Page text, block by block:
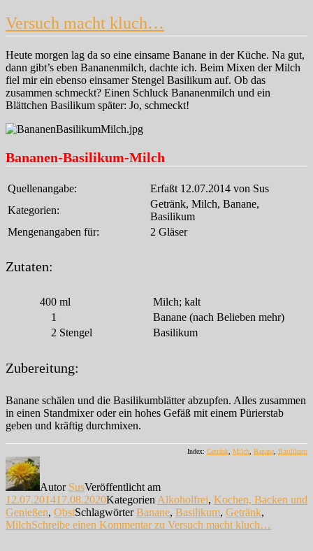
Versuch macht kluch…
Heute morgen lag da so eine einsame Banane in der Küche. Na gut,
dann gibt’s eben Bananenmilch, dachte ich. Beim Mixen der Milch
fiel mir ein ebenso einsamer Stengel Basilikum auf. Ob das
zusammen schmeckt? Einen Schluck Bananenmilch und ein
Blättchen Basilikum später: Jo, schmeckt!
Bananen-Basilikum-Milch
Quellenangabe:
Erfaßt 12.07.2014 von Sus
Kategorien:
Getränk, Milch, Banane,
Basilikum
Mengenangaben für:
2 Gläser
Zutaten:
400 ml
Milch; kalt
1
Banane (nach Belieben mehr)
2 Stengel Basilikum
Zubereitung:
Banane schälen und die Basilikumblätter abzupfen. Alles zusammen
in einen Standmixer oder ein hohes Gefäß mit einem Pürierstab
geben und kräftig durchmixen.
Index: Getränk, Milch, Banane, Basilikum
Autor SusVeröffentlicht am
12.07.201417.08.2020Kategorien Alkoholfrei, Kochen, Backen und
Genießen, ObstSchlagwörterBanane, Basilikum, Getränk,
MilchSchreibe einen Kommentarzu Versuch macht kluch…